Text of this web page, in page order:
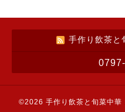
手作り飲茶と
©2026 手作り飲茶と旬菜中華